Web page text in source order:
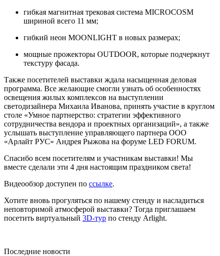
гибкая магнитная трековая система MICROCOSM
шириной всего 11 мм;
гибкий неон MOONLIGHT в новых размерах;
мощные прожекторы OUTDOOR, которые подчеркнут
текстуру фасада.
Также посетителей выставки ждала насыщенная деловая
программа. Все желающие смогли узнать об особенностях
освещения жилых комплексов на выступлении
светодизайнера Михаила Иванова, принять участие в круглом
столе «Умное партнерство: стратегии эффективного
сотрудничества вендора и проектных организаций», а также
услышать выступление управляющего партнера ООО
«Арлайт РУС» Андрея Рыжова на форуме LED FORUM.
Спасибо всем посетителям и участникам выставки! Мы
вместе сделали эти 4 дня настоящим праздником света!
Видеообзор доступен по ссылке.
Хотите вновь прогуляться по нашему стенду и насладиться
неповторимой атмосферой выставки? Тогда приглашаем
посетить виртуальный 3D-тур по стенду Arlight.
Последние новости